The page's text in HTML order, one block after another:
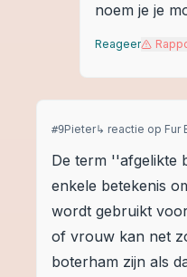
noem je je
Reageer
#9Pieter↳ reactie op Fur
De term ''afgelikte
enkele betekenis
wordt gebruikt
of vrouw kan net
boterham zijn als